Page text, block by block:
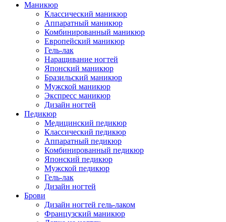
Маникюр
Классический маникюр
Аппаратный маникюр
Комбинированный маникюр
Европейский маникюр
Гель-лак
Наращивание ногтей
Японский маникюр
Бразильский маникюр
Мужской маникюр
Экспресс маникюр
Дизайн ногтей
Педикюр
Медицинский педикюр
Классический педикюр
Аппаратный педикюр
Комбинированный педикюр
Японский педикюр
Мужской педикюр
Гель-лак
Дизайн ногтей
Брови
Дизайн ногтей гель-лаком
Французский маникюр